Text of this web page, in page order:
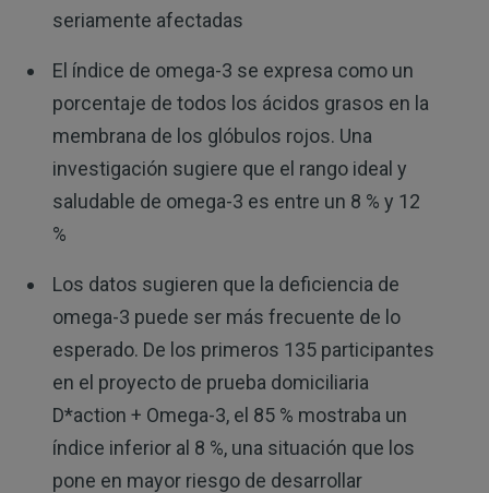
seriamente afectadas
El índice de omega-3 se expresa como un
porcentaje de todos los ácidos grasos en la
membrana de los glóbulos rojos. Una
investigación sugiere que el rango ideal y
saludable de omega-3 es entre un 8 % y 12
%
Los datos sugieren que la deficiencia de
omega-3 puede ser más frecuente de lo
esperado. De los primeros 135 participantes
en el proyecto de prueba domiciliaria
D*action + Omega-3, el 85 % mostraba un
índice inferior al 8 %, una situación que los
pone en mayor riesgo de desarrollar